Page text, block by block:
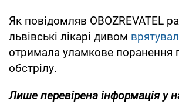
Як повідомляв OBOZREVATEL
львівські лікарі дивом
отримала уламкове поранення
обстрілу.
Лише перевірена інформація у